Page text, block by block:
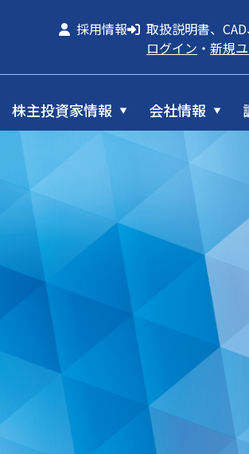
採用情報
取扱説明書、
ログイン ・ 新規
株主投資家情報 会社情報